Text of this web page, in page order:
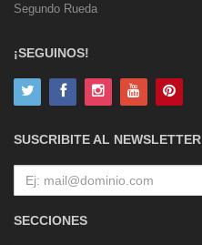
Segundo Rueda
¡SEGUINOS!
SUSCRIBITE AL NEWSLETTER
SECCIONES